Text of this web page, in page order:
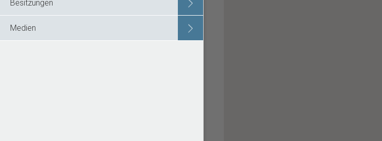
Besitzungen
Medien